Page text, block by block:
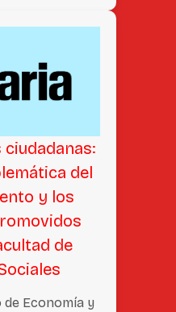
del
y los
de
Economía y